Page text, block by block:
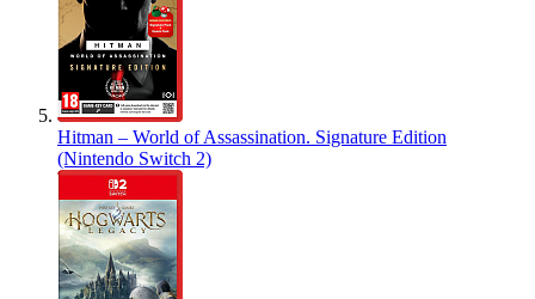
Hitman – World of Assassination. Signature Edition
(Nintendo Switch 2)